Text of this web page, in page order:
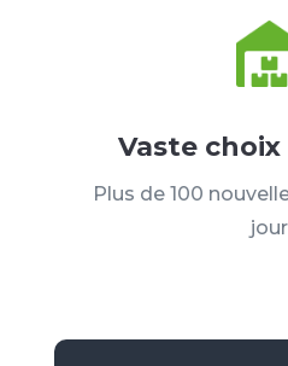
Vaste
Plus de 100
jour